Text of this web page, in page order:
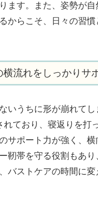
ます。また、姿勢が
からこそ、日々の習
流れをしっかりサ
いうちに形が崩れてし
ており、寝返りを打
サポート力が強く、
靭帯を守る役割もあ
バストケアの時間に変